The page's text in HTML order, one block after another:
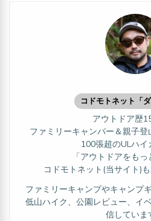
コドモトネット「
アウトドア歴
ファミリーキャンパー＆親子
100張超のULハイ
「アウトドアをもっ
コドモトネット(当サイト)
ファミリーキャンプやキャンプ
低山ハイク、公園レビュー、イ
信していま